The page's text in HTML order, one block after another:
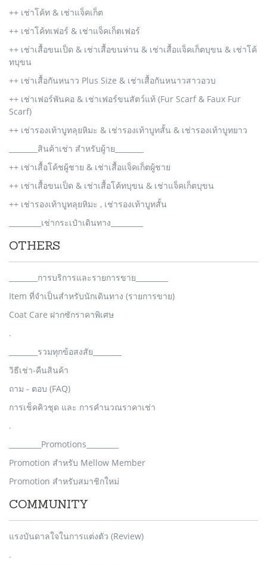
++ เช่าโค้ท & เช่าแจ็คเก็ต
++ เช่าโค้ทเฟอร์ & เช่าแจ็คเก็ตเฟอร์
++ เช่าเสื้อขนเป็ด & เช่าเสื้อขนห่าน & เช่าเสื้อแจ็คเก็ตบุขน & เช่าโค้
ทบุขน
++ เช่าเสื้อกันหนาว Plus Size & เช่าเสื้อกันหนาวสาวอวบ
++ เช่าเฟอร์พันคอ & เช่าเฟอร์ขนสัตว์แท้ (Fur Scarf & Faux Fur
Scarf)
++ เช่ารองเท้าบูทลุยหิมะ & เช่ารองเท้าบูทสั้น & เช่ารองเท้าบูทยาว
________สินค้าเช่า สำหรับผู้าย________
++ เช่าเสื้อโค้ชผู้ชาย & เช่าเสื้อแจ็คเก็ตผู้ชาย
++ เช่าเสื้อขนเป็ด & เช่าเสื้อโค้ทบุขน & เช่าแจ็คเก็ตบุขน
++ เช่ารองเท้าบูทลุยหิมะ , เช่ารองเท้าบูทสั้น
_________เช่ากระเป๋าเดินทาง_________
OTHERS
________การบริการและรายการขาย_________
Item ที่จำเป็นสำหรับนักเดินทาง (รายการขาย)
Coat Care ฝากซักราคาพิเศษ
.
________รวมทุกข้อสงสัย________
วิธีเช่า-คืนสินค้า
ถาม - ตอบ (FAQ)
การเช็คคิวชุด และ การคำนวณราคาเช่า
.
_________Promotions_________
Promotion สำหรับ Mellow Member
Promotion สำหรับสมาชิกใหม่
COMMUNITY
แรงบันดาลใจในการแต่งตัว (Review)
.